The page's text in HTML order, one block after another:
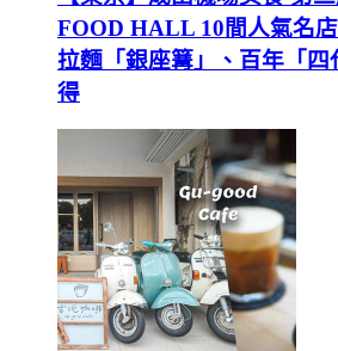
FOOD HALL 10間人氣名
拉麵「銀座篝」、百年「
得